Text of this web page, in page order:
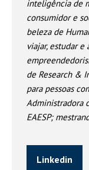
inteligência de
consumidor e
beleza de
viajar, estudar
de Research &
para pessoas
Administradora
EAESP;
Linkedin